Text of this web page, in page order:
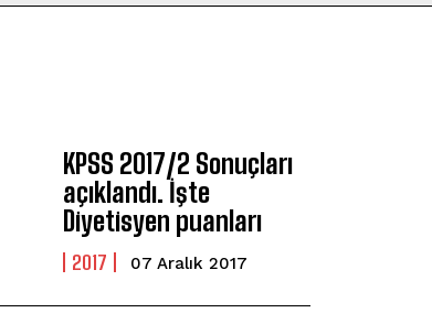
KPSS 2017/2 Sonuçları
açıklandı. İşte
Diyetisyen puanları
2017 07 Aralık 2017